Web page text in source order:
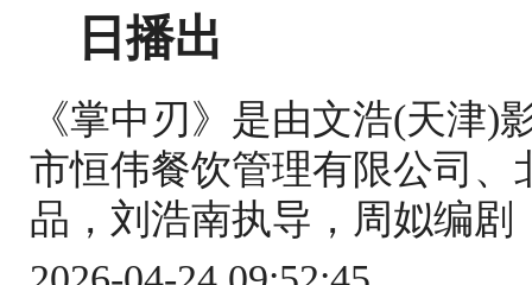
日播出
《掌中刃》是由文浩(天津)
市恒伟餐饮管理有限公司
品，刘浩南执导，周姒编